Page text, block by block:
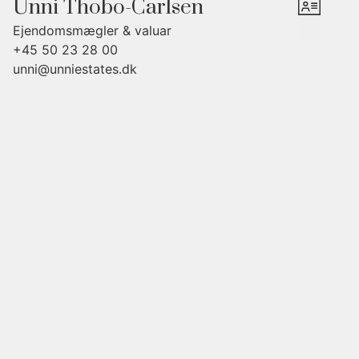
havemøbler.
En super lejlighed for dem som vil bo centralt og stadig i rolige grønne
omgivelser.
Unni Thobo-Carlsen
Ejendomsmægler & valuar
+45 50 23 28 00
unni@unniestates.dk